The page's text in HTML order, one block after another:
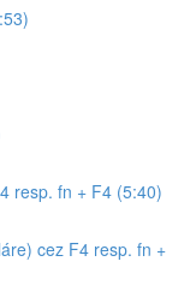
resp. fn + F4 (5:40)
cez F4 resp. fn +